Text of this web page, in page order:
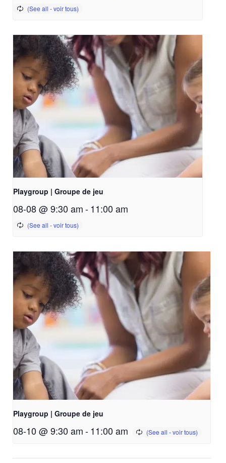
Playgroup | Groupe de jeu
08-08 @ 9:30 am-11:00 am
Playgroup | Groupe de jeu
08-10 @ 9:30 am-11:00 am